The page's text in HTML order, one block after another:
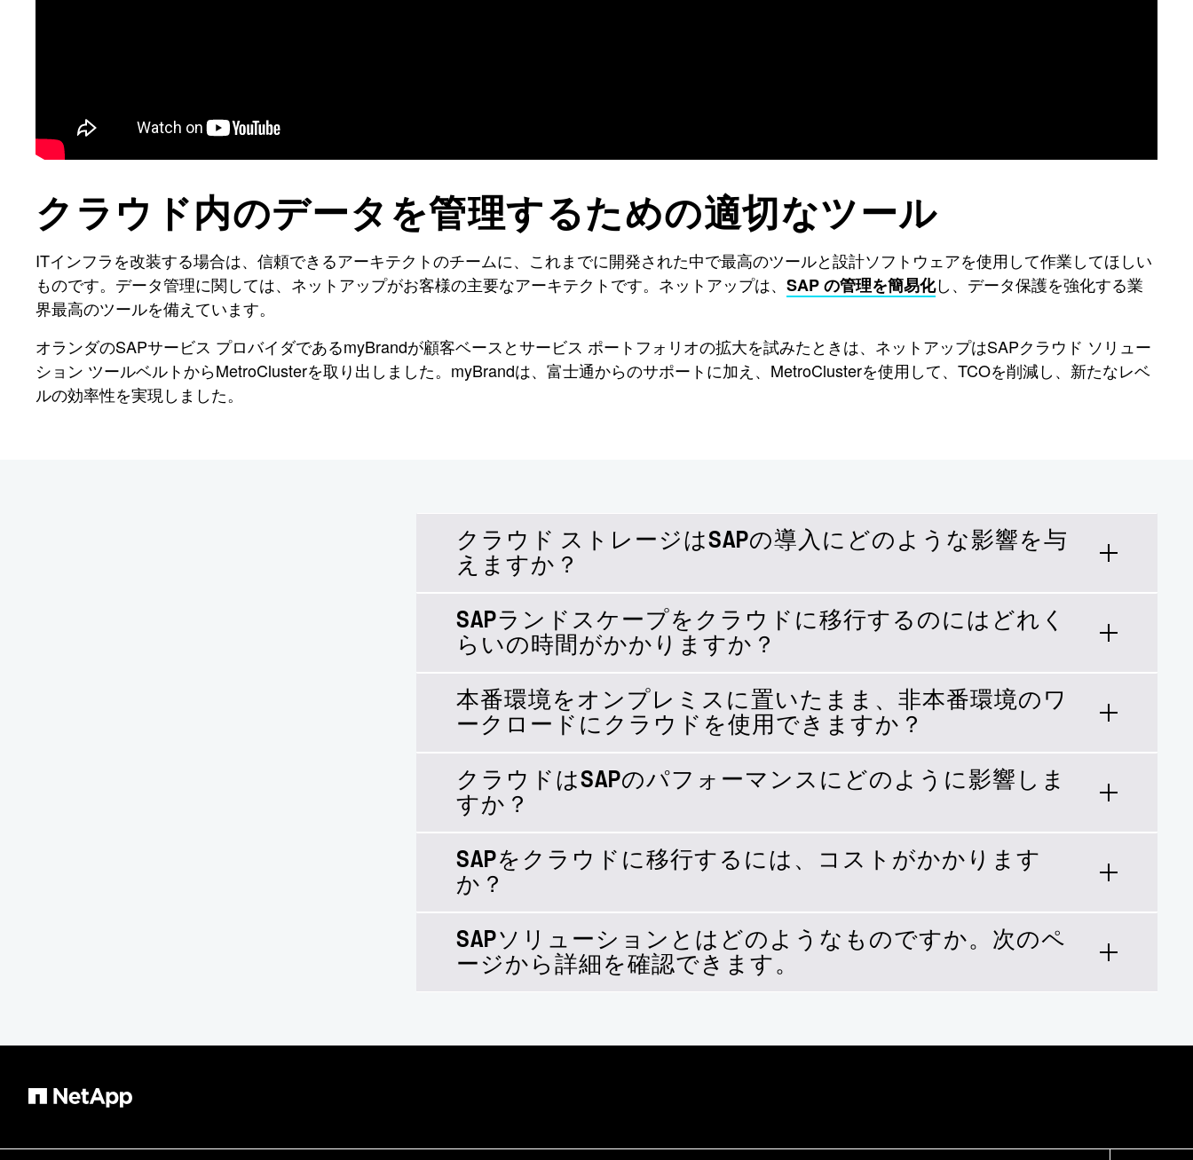
クラウド内のデータを管理するための適切なツール
ITインフラを改装する場合は、信頼できるアーキテクトのチームに、これまでに開発された中で最高のツールと設計ソフトウェアを使用して作業してほしい
ものです。データ管理に関しては、ネットアップがお客様の主要なアーキテクトです。ネットアップは、 SAP の管理を簡易化し、データ保護を強化する業
界最高のツールを備えています。
オランダのSAPサービス プロバイダであるmyBrandが顧客ベースとサービス ポートフォリオの拡大を試みたときは、ネットアップはSAPクラウド ソリュー
ション ツールベルトからMetroClusterを取り出しました。myBrandは、富士通からのサポートに加え、MetroClusterを使用して、TCOを削減し、新たなレベ
ルの効率性を実現しました。
クラウド ストレージはSAPの導入にどのような影響を与
えますか？
クラウドは即応性と迅速な導入を約束しますが、SAP導入の真のメリットはインフラ
だけではありません。お客様のSAP環境に最適なクラウド ストレージを選択すれば、
プロジェクトの高速化、運用の簡易化、そしてシームレスなアプリケーション統合を
実現できます。
SAPランドスケープをクラウドに移行するのにはどれく
らいの時間がかかりますか？
クラウドへの移行を記録的な時間で完了するお手伝いをします。に示すように、SAP
ハードウェアを受け取るのに通常かかる時間に20のSAPシステムを移行したのは
的な時間です。
本番環境をオンプレミスに置いたまま、非本番環境のワ
ークロードにクラウドを使用できますか？
はい。ネットアップは、SAP導入のあらゆる段階で、お客様のデータ ファブリックの
構築を支援し、お客様が望むタイミングと方法でクラウドを活用できるようサポート
します。
クラウドはSAPのパフォーマンスにどのように影響しま
すか？
SAP環境に最適なソリューションを導入すれば、プロジェクトを8倍高速化し、数日か
ら数週間かかっていたシステムの更新を数時間で完了できるほか、99.999%の可用性
によりダウンタイムを解消できます。
SAPをクラウドに移行するには、コストがかかります
か？
そんなことありません！NetApp Cloud Volumes Service for SAPを使用すると、データ
管理の自動化とコールド データの階層化によってコストを削減し、クラウド ストレー
ジ容量を最大70%節約できます。
SAPソリューションとはどのようなものですか。次のペ
ージから詳細を確認できます。
ームレスな接続を構築するソリューション
パートナーシップについて詳細を確認できます